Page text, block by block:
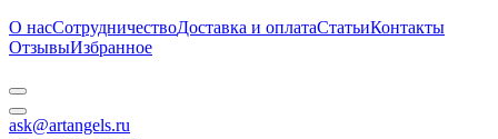
О насСотрудничествоДоставка и оплатаСтатьиКонтакты
ОтзывыИзбранное
ask@artangels.ru